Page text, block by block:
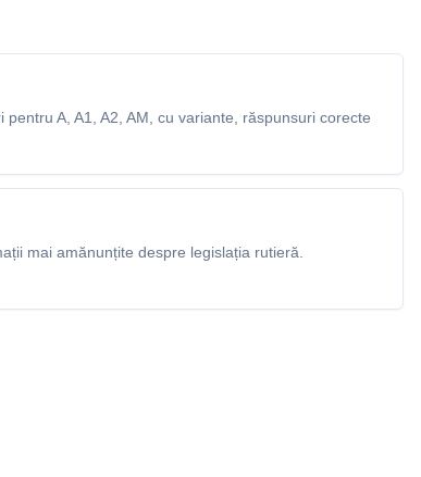
A, A1, A2, AM, cu variante, răspunsuri corecte
mai amănunțite despre legislația rutieră.